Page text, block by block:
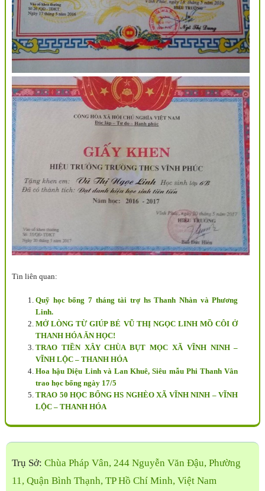
Tin liên quan:
Quỹ học bổng 7 tháng tài trợ hs Thanh Nhàn và Phương
Linh.
MỞ LÒNG TỪ GIÚP BÉ VŨ THỊ NGỌC LINH MỒ CÔI Ở
THANH HÓA ĂN HỌC!
TRAO TIỀN XÂY CHÙA BỤT MỌC XÃ VĨNH NINH –
VĨNH LỘC – THANH HÓA
Hoa hậu Diệu Linh và Lan Khuê, Siêu mẫu Phi Thanh Vân
trao học bổng ngày 17/5
TRAO 50 HỌC BỔNG HS NGHÈO XÃ VĨNH NINH – VĨNH
LỘC – THANH HÓA
Trụ Sở: Chùa Pháp Vân, 244 Nguyễn Văn Đậu, Phường
11, Quận Bình Thạnh, TP Hồ Chí Minh, Việt Nam